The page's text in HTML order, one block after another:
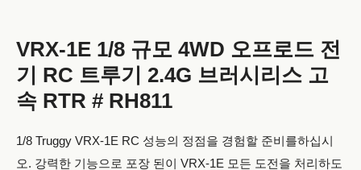
VRX-1E 1/8 규모 4WD 오프로드 전
기 RC 트루기 2.4G 브러시리스 고
속 RTR # RH811
1/8 Truggy VRX-1E RC 성능의 정점을 경험할 준비를하십시
오. 강력한 기능으로 포장 된이 VRX-1E 모든 도전을 처리하도